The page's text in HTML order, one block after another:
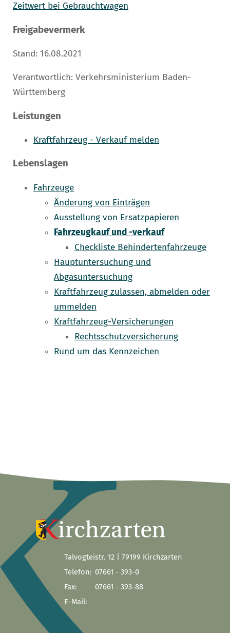
Zeitwert bei Gebrauchtwagen
Freigabevermerk
Stand: 16.08.2021
Verantwortlich: Verkehrsministerium Baden-
Württemberg
Leistungen
Kraftfahrzeug - Verkauf melden
Lebenslagen
Fahrzeuge
Änderung von Einträgen
Ausstellung von Ersatzpapieren
Fahrzeugkauf und -verkauf
Checkliste Behindertenfahrzeuge
Hauptuntersuchung und
Abgasuntersuchung
Kraftfahrzeug zulassen, abmelden oder
ummelden
Kraftfahrzeug-Versicherungen
Rechtsschutzversicherung
Rund um das Kennzeichen
Talvogteistr. 12 | 79199 Kirchzarten
Telefon: 07661 - 393-0
Fax:
07661 - 393-88
E-Mail: